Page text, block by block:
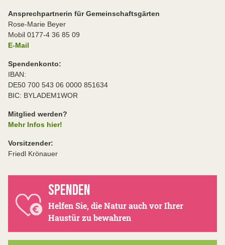
Ansprechpartnerin für Gemeinschaftsgärten
Rose-Marie Beyer
Mobil 0177-4 36 85 09
E-Mail
Spendenkonto:
IBAN:
DE50 700 543 06 0000 851634
BIC: BYLADEM1WOR
Mitglied werden?
Mehr Infos hier!
Vorsitzender:
Friedl Krönauer
SPENDEN
Helfen Sie, die Natur auch vor Ihrer
Haustür zu bewahren